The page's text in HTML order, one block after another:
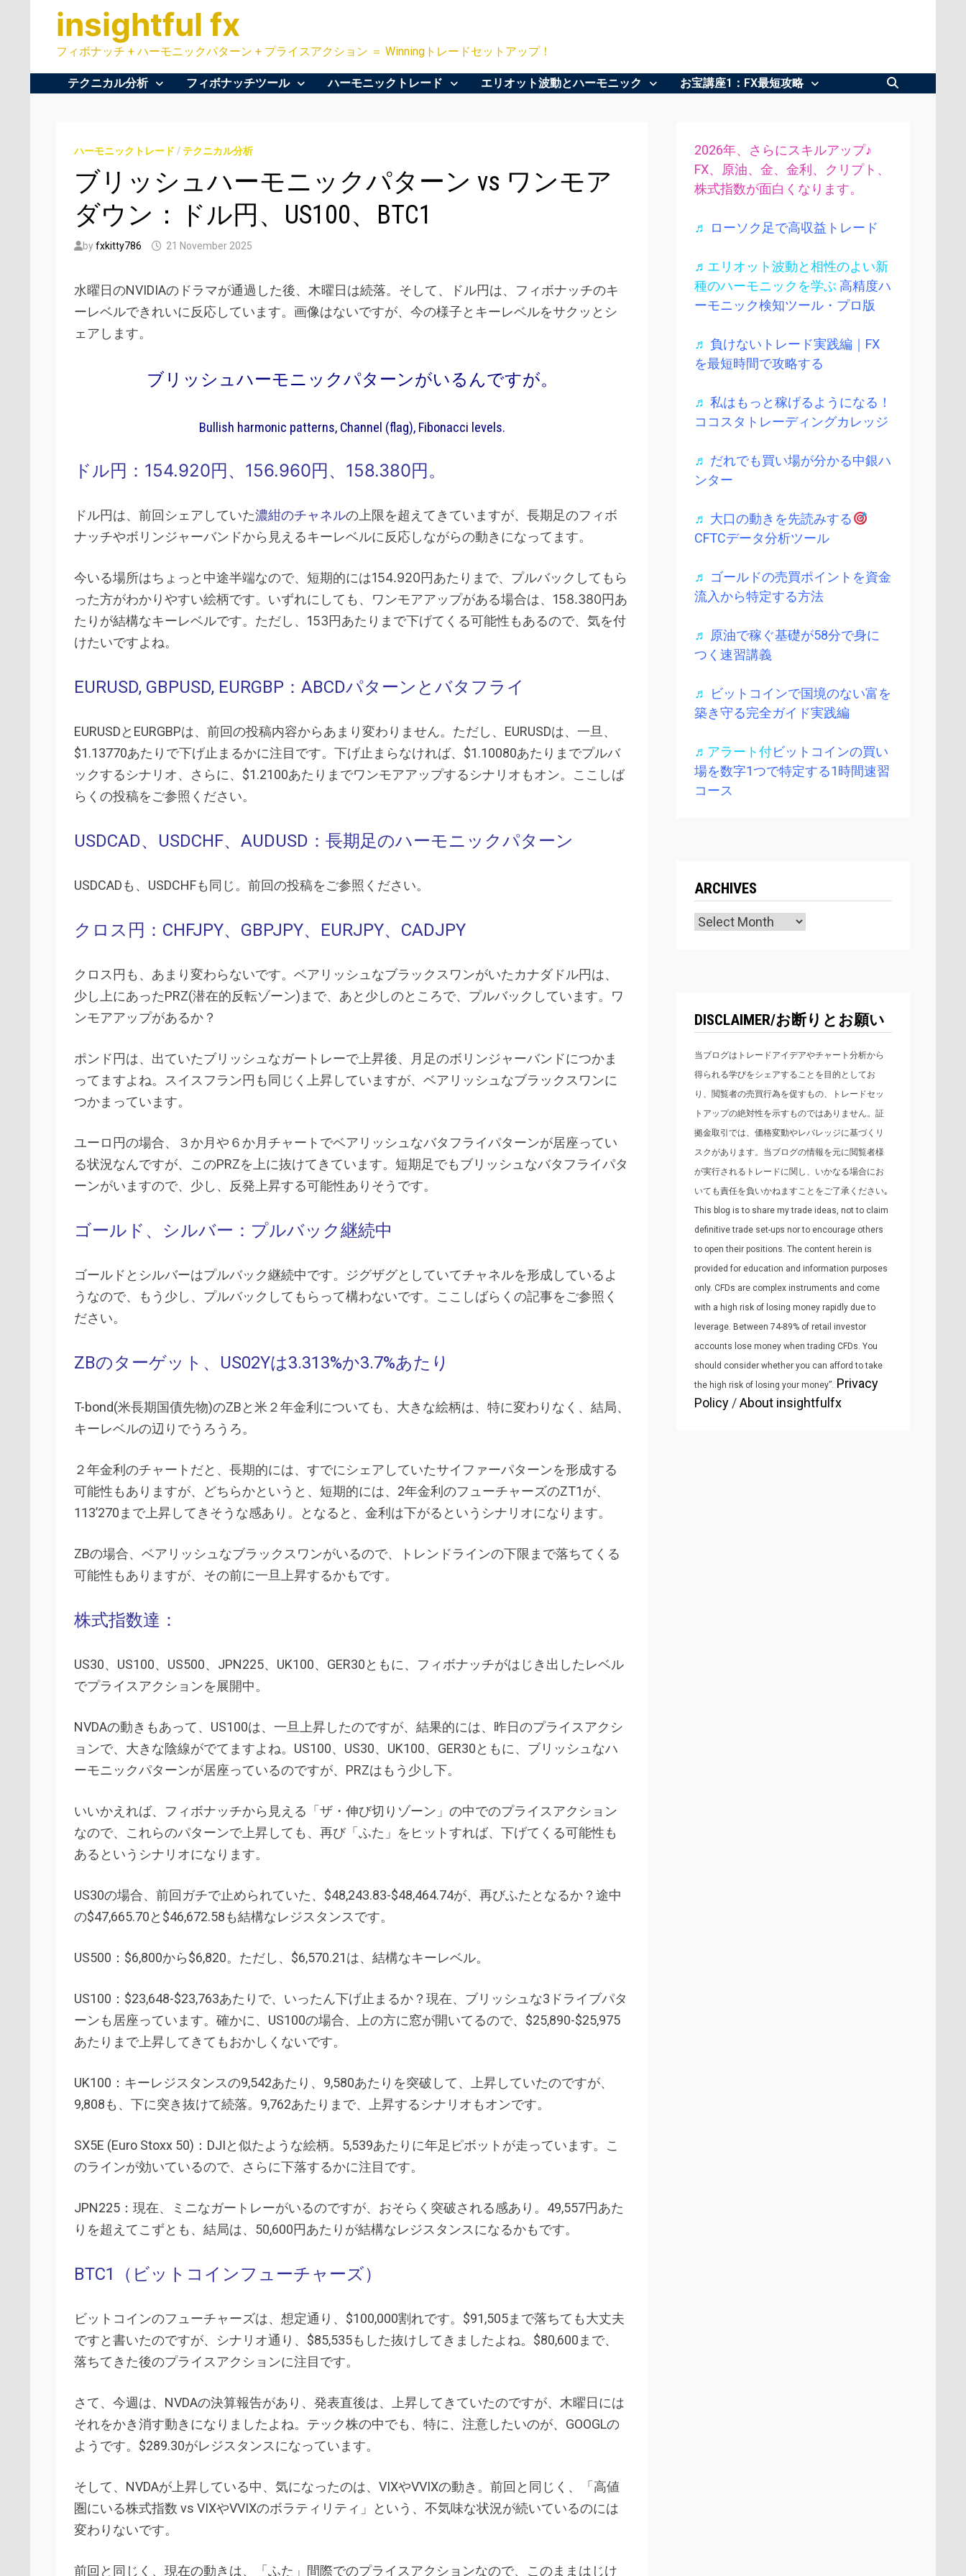
content
insightful fx
フィボナッチ + ハーモニックパターン + プライスアクション ＝ Winningトレードセットアップ！
テクニカル分析 フィボナッチツール ハーモニックトレード エリオット波動とハーモニック お宝講座1：FX最短攻略
ハーモニックトレード / テクニカル分析
ブリッシュハーモニックパターン vs ワンモア
ダウン：ドル円、US100、BTC1
byfxkitty786 21 November 2025
水曜日のNVIDIAのドラマが通過した後、木曜日は続落。そして、ドル円は、フィボナッチのキ
ーレベルできれいに反応しています。画像はないですが、今の様子とキーレベルをサクッとシ
ェアします。
ブリッシュハーモニックパターンがいるんですが。
Bullish harmonic patterns, Channel (flag), Fibonacci levels.
ドル円：154.920円、156.960円、158.380円。
ドル円は、前回シェアしていた濃紺のチャネルの上限を超えてきていますが、長期足のフィボ
ナッチやボリンジャーバンドから見えるキーレベルに反応しながらの動きになってます。
今いる場所はちょっと中途半端なので、短期的には154.920円あたりまで、プルバックしてもら
った方がわかりやすい絵柄です。いずれにしても、ワンモアアップがある場合は、 158.380円あ
たりが結構なキーレベルです。ただし、153円あたりまで下げてくる可能性もあるので、気を付
けたいですよね。
EURUSD, GBPUSD, EURGBP：ABCDパターンとバタフライ
EURUSDとEURGBPは、前回の投稿内容からあまり変わりません。ただし、EURUSDは、一旦、
$1.13770あたりで下げ止まるかに注目です。下げ止まらなければ、$1.10080あたりまでプルバ
ックするシナリオ、さらに、$1.2100あたりまでワンモアアップするシナリオもオン。ここしば
らくの投稿をご参照ください。
USDCAD、USDCHF、AUDUSD：長期足のハーモニックパターン
USDCADも、USDCHFも同じ。前回の投稿をご参照ください。
クロス円：CHFJPY、GBPJPY、EURJPY、CADJPY
クロス円も、あまり変わらないです。ベアリッシュなブラックスワンがいたカナダドル円は、
少し上にあったPRZ(潜在的反転ゾーン)まで、あと少しのところで、プルバックしています。ワ
ンモアアップがあるか？
ポンド円は、出ていたブリッシュなガートレーで上昇後、月足のボリンジャーバンドにつかま
ってますよね。スイスフラン円も同じく上昇していますが、ベアリッシュなブラックスワンに
つかまっています。
ユーロ円の場合、３か月や６か月チャートでベアリッシュなバタフライパターンが居座ってい
る状況なんですが、このPRZを上に抜けてきています。短期足でもブリッシュなバタフライパタ
ーンがいますので、少し、反発上昇する可能性ありそうです。
ゴールド、シルバー：プルバック継続中
ゴールドとシルバーはプルバック継続中です。ジグザグとしていてチャネルを形成しているよ
うなので、もう少し、プルバックしてもらって構わないです。ここしばらくの記事をご参照く
ださい。
ZBのターゲット、US02Yは3.313%か3.7%あたり
T-bond(米長期国債先物)のZBと米２年金利についても、大きな絵柄は、特に変わりなく、結局、
キーレベルの辺りでうろうろ。
２年金利のチャートだと、長期的には、すでにシェアしていたサイファーパターンを形成する
可能性もありますが、どちらかというと、短期的には、2年金利のフューチャーズのZT1が、
113’270まで上昇してきそうな感あり。となると、金利は下がるというシナリオになります。
ZBの場合、ベアリッシュなブラックスワンがいるので、トレンドラインの下限まで落ちてくる
可能性もありますが、その前に一旦上昇するかもです。
株式指数達：
US30、US100、US500、JPN225、UK100、GER30ともに、フィボナッチがはじき出したレベル
でプライスアクションを展開中。
NVDAの動きもあって、US100は、一旦上昇したのですが、結果的には、昨日のプライスアクシ
ョンで、大きな陰線がでてますよね。US100、US30、UK100、GER30ともに、ブリッシュなハ
ーモニックパターンが居座っているのですが、PRZはもう少し下。
いいかえれば、フィボナッチから見える「ザ・伸び切りゾーン」の中でのプライスアクション
なので、これらのパターンで上昇しても、再び「ふた」をヒットすれば、下げてくる可能性も
あるというシナリオになります。
US30の場合、前回ガチで止められていた、$48,243.83-$48,464.74が、再びふたとなるか？ 途中
の$47,665.70と$46,672.58も結構なレジスタンスです。
US500：$6,800から$6,820。ただし、$6,570.21は、結構なキーレベル。
US100：$23,648-$23,763あたりで、いったん下げ止まるか？現在、ブリッシュな3ドライブパタ
ーンも居座っています。確かに、US100の場合、上の方に窓が開いてるので、$25,890-$25,975
あたりまで上昇してきてもおかしくないです。
UK100：キーレジスタンスの9,542あたり、9,580あたりを突破して、上昇していたのですが、
9,808も、下に突き抜けて続落。9,762あたりまで、上昇するシナリオもオンです。
SX5E (Euro Stoxx 50)：DJIと似たような絵柄。5,539あたりに年足ピボットが走っています。こ
のラインが効いているので、さらに下落するかに注目です。
JPN225：現在、ミニなガートレーがいるのですが、おそらく突破される感あり。49,557円あた
りを超えてこずとも、結局は、50,600円あたりが結構なレジスタンスになるかもです。
BTC1（ビットコインフューチャーズ）
ビットコインのフューチャーズは、想定通り、$100,000割れです。$91,505まで落ちても大丈夫
ですと書いたのですが、シナリオ通り、$85,535もした抜けしてきましたよね。$80,600まで、
落ちてきた後のプライスアクションに注目です。
さて、今週は、NVDAの決算報告があり、発表直後は、上昇してきていたのですが、木曜日には
それをかき消す動きになりましたよね。テック株の中でも、特に、注意したいのが、GOOGLの
ようです。$289.30がレジスタンスになっています。
そして、NVDAが上昇している中、気になったのは、VIXやVVIXの動き。前回と同じく、「高値
圏にいる株式指数 vs VIXやVVIXのボラティリティ」という、不気味な状況が続いているのには
変わりないです。
前回と同じく、現在の動きは、「ふた」間際でのプライスアクションなので、このままはじけ
2026年、さらにスキルアップ♪
FX、原油、金、金利、クリプト、
株式指数が面白くなります。
♬ ローソク足で高収益トレード
♬エリオット波動と相性のよい新
種のハーモニックを学ぶ 高精度ハ
ーモニック検知ツール・プロ版
♬ 負けないトレード実践編｜FX
を最短時間で攻略する
♬ 私はもっと稼げるようになる！
ココスタトレーディングカレッジ
♬ だれでも買い場が分かる中銀ハ
ンター
♬ 大口の動きを先読みする
CFTCデータ分析ツール
♬ ゴールドの売買ポイントを資金
流入から特定する方法
♬ 原油で稼ぐ基礎が58分で身に
つく速習講義
♬
ビットコインで国境のない富を
築き守る完全ガイド実践編
♬アラート付ビットコインの買い
場を数字1つで特定する1時間速習
コース
ARCHIVES
Archives
DISCLAIMER/お断りとお願い
当ブログはトレードアイデアやチャート分析から
得られる学びをシェアすることを目的としてお
り、閲覧者の売買行為を促すもの、トレードセッ
トアップの絶対性を示すものではありません。証
拠金取引では、価格変動やレバレッジに基づくリ
スクがあります。当ブログの情報を元に閲覧者様
が実行されるトレードに関し、いかなる場合にお
いても責任を負いかねますことをご了承ください｡
This blog is to share my trade ideas, not to claim
definitive trade set-ups nor to encourage others
to open their positions. The content herein is
provided for education and information purposes
only. CFDs are complex instruments and come
with a high risk of losing money rapidly due to
leverage. Between 74-89% of retail investor
accounts lose money when trading CFDs. You
should consider whether you can afford to take
the high risk of losing your money”. Privacy
Policy /About insightfulfx